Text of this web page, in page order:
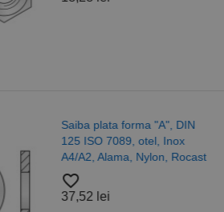
Saiba plata forma "A", DIN
125 ISO 7089, otel, Inox
A4/A2, Alama, Nylon, Rocast
favorite_border
37,52 lei